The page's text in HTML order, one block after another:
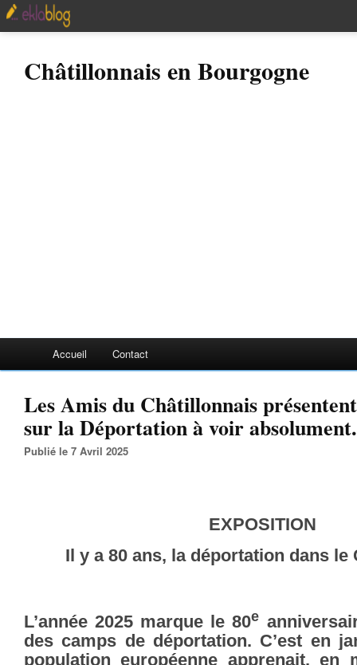
Châtillonnais en Bourgogne
Accueil Contact
Les Amis du Châtillonnais
sur la Déportation à voir absolument.
Publié le 7 Avril 2025
EXPOSITION
Il y a 80 ans, la déportation dans le
L’année 2025 marque le 80e
des camps de déportation. C’est en
population européenne apprenait, en